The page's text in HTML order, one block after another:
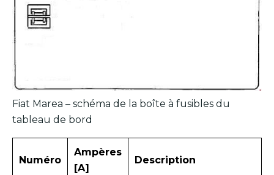
Fiat Marea – schéma de la boîte à fusibles du
tableau de bord
Numéro
Ampères
[A]
Description